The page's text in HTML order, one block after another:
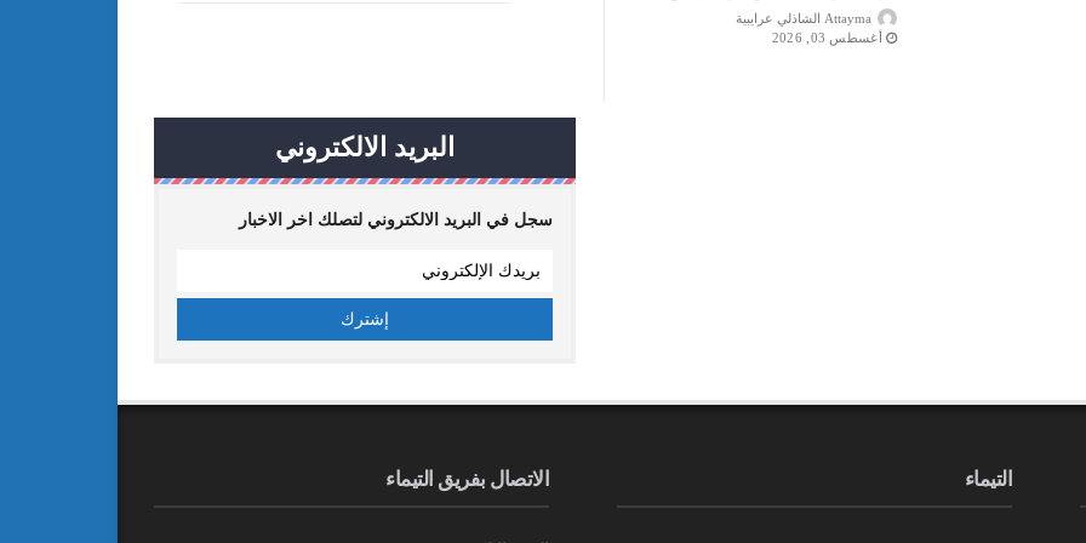
Attayma الشاذلي عرايبية
أغسطس 03, 2026
البريد الالكتروني
سجل في البريد الالكتروني لتصلك اخر الاخبار
الاتصال بفريق التيماء التيماء